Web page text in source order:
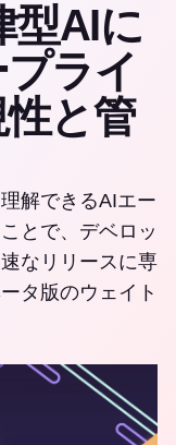
型AIに
ライ
と管
解できるAIエー
とで、デベロッ
なリリースに専
タ版のウェイト